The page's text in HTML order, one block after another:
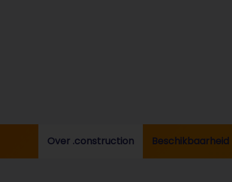
Over .construction Beschikbaarheid